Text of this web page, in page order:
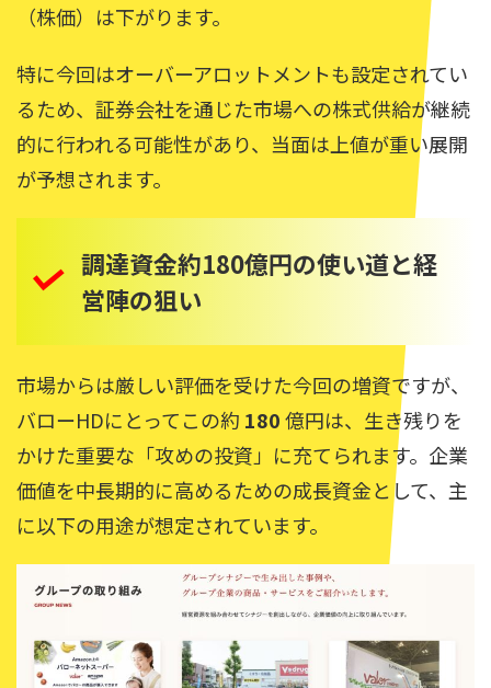
（株価）は下がります。
特に今回はオーバーアロットメントも設定されてい
るため、証券会社を通じた市場への株式供給が継続
的に行われる可能性があり、当面は上値が重い展開
が予想されます。
調達資金約180億円の使い道と経
営陣の狙い
市場からは厳しい評価を受けた今回の増資ですが、
バローHDにとってこの約 180億円は、生き残りを
かけた重要な「攻めの投資」に充てられます。企業
価値を中長期的に高めるための成長資金として、主
に以下の用途が想定されています。